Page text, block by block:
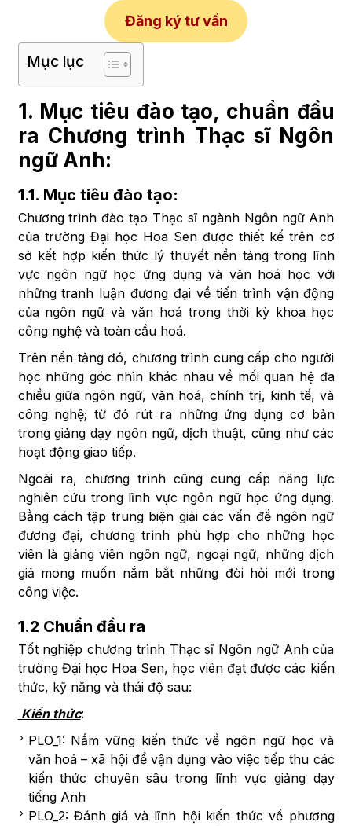
Đăng ký tư vấn
Mục lục
1. Mục tiêu đào tạo, chuẩn đầu
ra Chương trình Thạc sĩ Ngôn
ngữ Anh:
1.1. Mục tiêu đào tạo:
Chương trình đào tạo Thạc sĩ ngành Ngôn ngữ Anh
của trường Đại học Hoa Sen được thiết kế trên cơ
sở kết hợp kiến thức lý thuyết nền tảng trong lĩnh
vực ngôn ngữ học ứng dụng và văn hoá học với
những tranh luận đương đại về tiến trình vận động
của ngôn ngữ và văn hoá trong thời kỳ khoa học
công nghệ và toàn cầu hoá.
Trên nền tảng đó, chương trình cung cấp cho người
học những góc nhìn khác nhau về mối quan hệ đa
chiều giữa ngôn ngữ, văn hoá, chính trị, kinh tế, và
công nghệ; từ đó rút ra những ứng dụng cơ bản
trong giảng dạy ngôn ngữ, dịch thuật, cũng như các
hoạt động giao tiếp.
Ngoài ra, chương trình cũng cung cấp năng lực
nghiên cứu trong lĩnh vực ngôn ngữ học ứng dụng.
Bằng cách tập trung biện giải các vấn đề ngôn ngữ
đương đại, chương trình phù hợp cho những học
viên là giảng viên ngôn ngữ, ngoại ngữ, những dịch
giả mong muốn nắm bắt những đòi hỏi mới trong
công việc.
1.2 Chuẩn đầu ra
Tốt nghiệp chương trình Thạc sĩ Ngôn ngữ Anh của
trường Đại học Hoa Sen, học viên đạt được các kiến
thức, kỹ năng và thái độ sau:
Kiến thức:
PLO_1: Nắm vững kiến thức về ngôn ngữ học và
văn hoá – xã hội để vận dụng vào việc tiếp thu các
kiến thức chuyên sâu trong lĩnh vực giảng dạy
tiếng Anh
PLO_2: Đánh giá và lĩnh hội kiến thức về phương